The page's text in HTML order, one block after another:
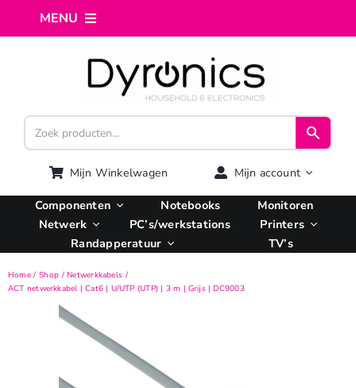
MENU
Webshop
Computer reparatie
AI Integratie
Hosting
Managed VPS
Openingstijden
Mijn Winkelwagen Mijn account
Componenten Notebooks
Monitoren
Netwerk
PC’s/werkstations
Printers
Randapperatuur
TV’s
Home Shop
Netwerkkabels
ACT netwerkkabel | Cat6 | U/UTP (UTP) | 3 m | Grijs | DC9003